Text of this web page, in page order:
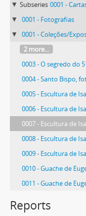
Subseries 0001 -
0001 - Fotografias
0001 - Coleções/
2 more...
0003 - O segredo do
0004 - Santo Bispo,
0005 - Escultura de
0006 - Escultura de
0007 - Escultura de
0008 - Escultura de
0009 - Escultura de
0010 - Guache de
0011 - Guache de
Reports